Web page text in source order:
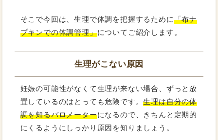
そこで今回は、生理で体調を把握するために「布ナ
プキンでの体調管理」についてご紹介します。
生理がこない原因
妊娠の可能性がなくて生理が来ない場合、ずっと放
置しているのはとっても危険です。生理は自分の体
調を知るバロメーターになるので、きちんと定期的
にくるようにしっかり原因を知りましょう。